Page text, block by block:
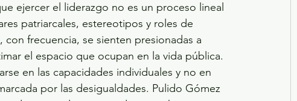
ejercer el liderazgo no es un proceso lineal
patriarcales, estereotipos y roles de
frecuencia, se sienten presionadas a
el espacio que ocupan en la vida pública.
en las capacidades individuales y no en
por las desigualdades. Pulido Gómez